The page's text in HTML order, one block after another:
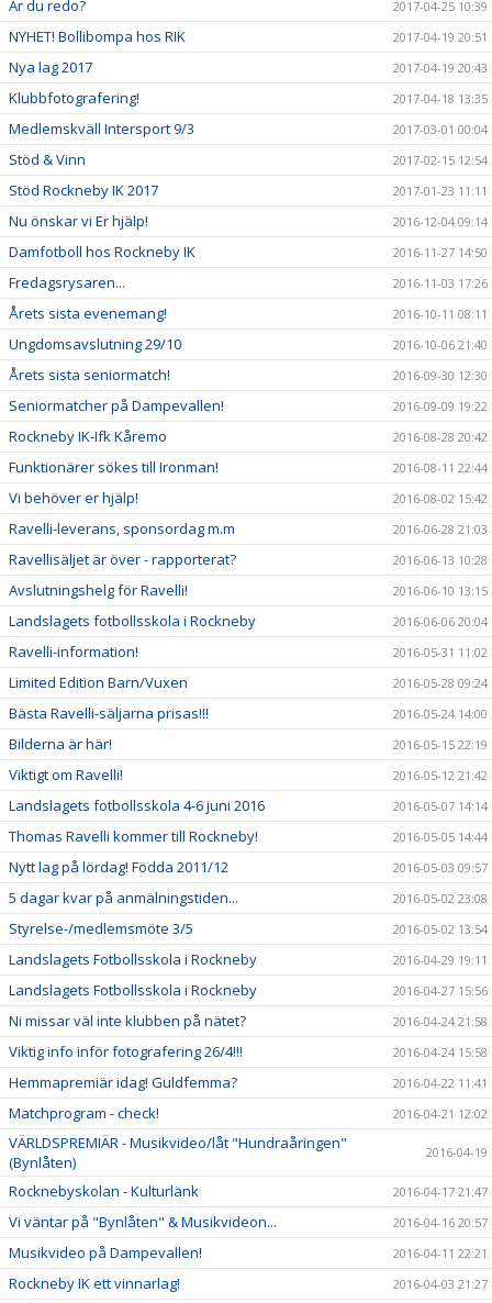
Är du redo? 2017-04-25 10:39
NYHET! Bollibompa hos RIK 2017-04-19 20:51
Nya lag 2017 2017-04-19 20:43
Klubbfotografering! 2017-04-18 13:35
Medlemskväll Intersport 9/3 2017-03-01 00:04
Stöd & Vinn 2017-02-15 12:54
Stöd Rockneby IK 2017 2017-01-23 11:11
Nu önskar vi Er hjälp! 2016-12-04 09:14
Damfotboll hos Rockneby IK 2016-11-27 14:50
Fredagsrysaren... 2016-11-03 17:26
Årets sista evenemang! 2016-10-11 08:11
Ungdomsavslutning 29/10 2016-10-06 21:40
Årets sista seniormatch! 2016-09-30 12:30
Seniormatcher på Dampevallen! 2016-09-09 19:22
Rockneby IK-Ifk Kåremo 2016-08-28 20:42
Funktionärer sökes till Ironman! 2016-08-11 22:44
Vi behöver er hjälp! 2016-08-02 15:42
Ravelli-leverans, sponsordag m.m 2016-06-28 21:03
Ravellisäljet är över - rapporterat? 2016-06-13 10:28
Avslutningshelg för Ravelli! 2016-06-10 13:15
Landslagets fotbollsskola i Rockneby 2016-06-06 20:04
Ravelli-information! 2016-05-31 11:02
Limited Edition Barn/Vuxen 2016-05-28 09:24
Bästa Ravelli-säljarna prisas!!! 2016-05-24 14:00
Bilderna är här! 2016-05-15 22:19
Viktigt om Ravelli! 2016-05-12 21:42
Landslagets fotbollsskola 4-6 juni 2016 2016-05-07 14:14
Thomas Ravelli kommer till Rockneby! 2016-05-05 14:44
Nytt lag på lördag! Födda 2011/12 2016-05-03 09:57
5 dagar kvar på anmälningstiden... 2016-05-02 23:08
Styrelse-/medlemsmöte 3/5 2016-05-02 13:54
Landslagets Fotbollsskola i Rockneby 2016-04-29 19:11
Landslagets Fotbollsskola i Rockneby 2016-04-27 15:56
Ni missar väl inte klubben på nätet? 2016-04-24 21:58
Viktig info inför fotografering 26/4!!! 2016-04-24 15:58
Hemmapremiär idag! Guldfemma? 2016-04-22 11:41
Matchprogram - check! 2016-04-21 12:02
VÄRLDSPREMIÄR - Musikvideo/låt "Hundraåringen"
(Bynlåten)
2016-04-19
Rocknebyskolan - Kulturlänk 2016-04-17 21:47
Vi väntar på "Bynlåten" & Musikvideon... 2016-04-16 20:57
Musikvideo på Dampevallen! 2016-04-11 22:21
Rockneby IK ett vinnarlag! 2016-04-03 21:27